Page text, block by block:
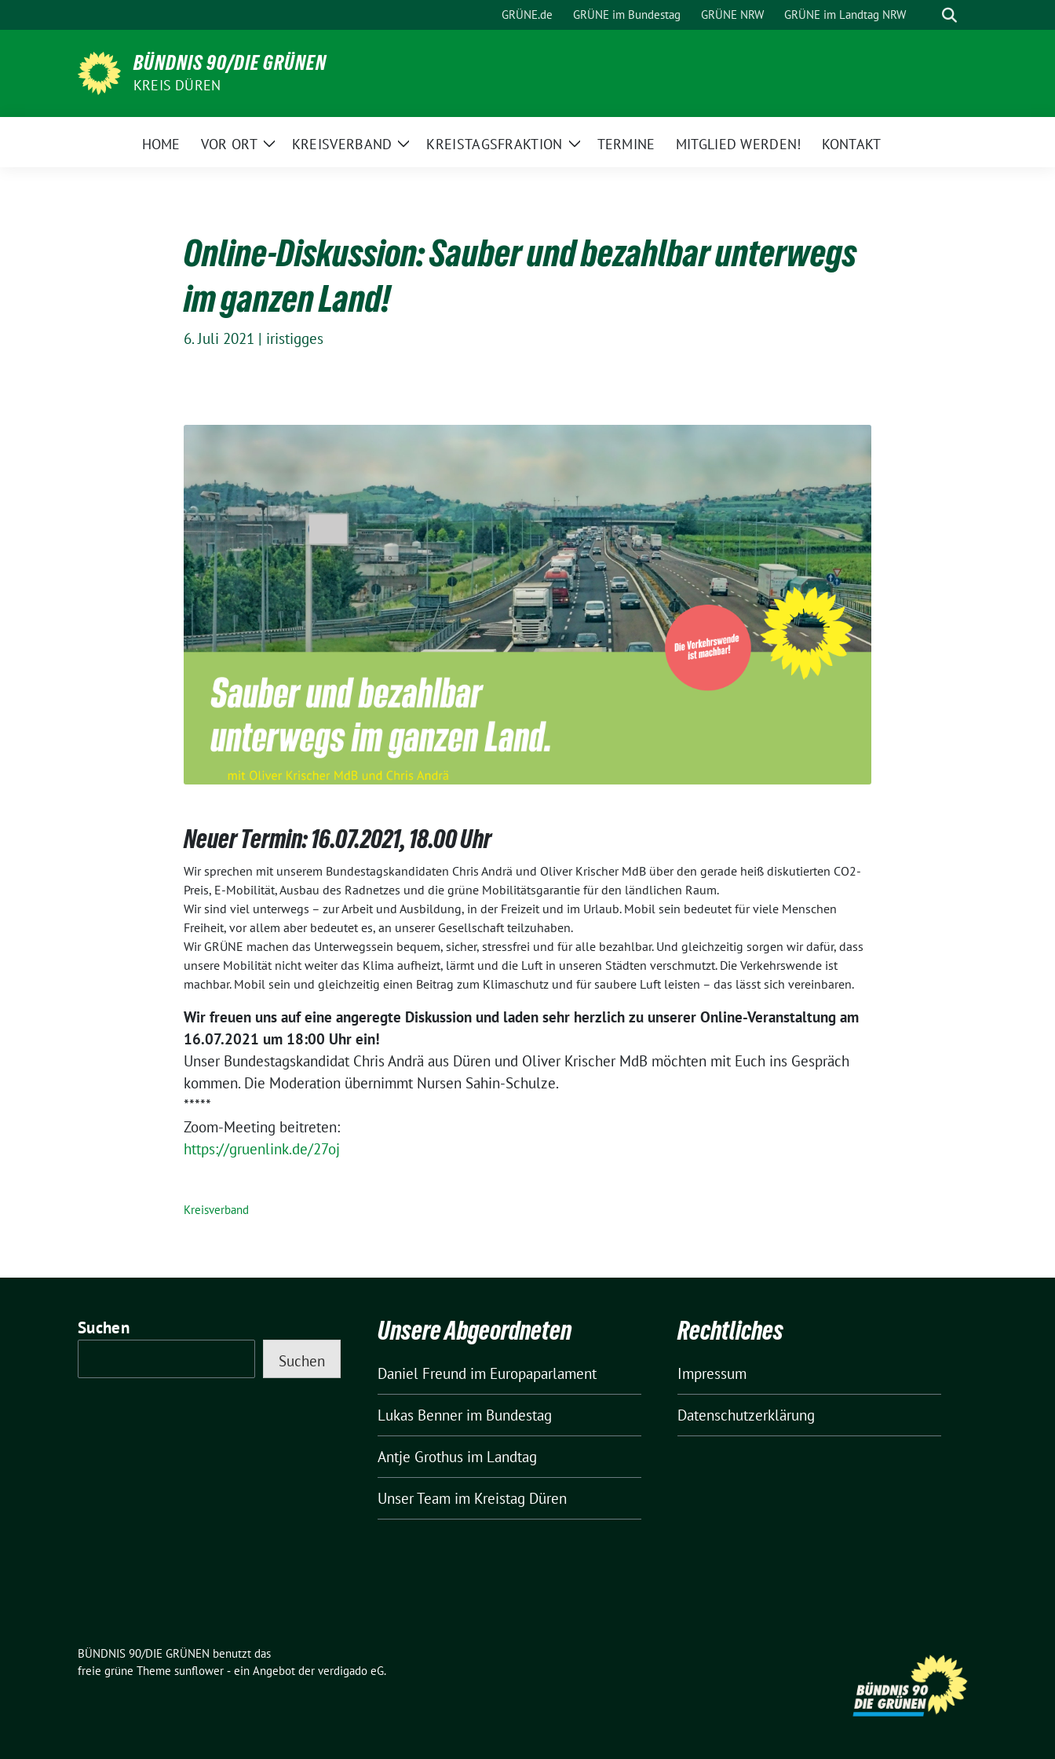
zum
GRÜNE.de GRÜNE im Bundestag GRÜNE NRW GRÜNE im Landtag NRW Suche
BÜNDNIS 90/DIE GRÜNEN
KREIS DÜREN
HOME VOR ORT
ZeigeKREISVERBAND
ZeigeKREISTAGSFRAKTION
ZeigeTERMINE MITGLIED WERDEN! KONTAKT
Online-Diskussion: Sauber und bezahlbar unterwegs
im ganzen Land!
6. Juli 2021 | iristigges
Neuer Termin: 16.07.2021, 18.00 Uhr
Wir sprechen mit unserem Bundestagskandidaten Chris Andrä und Oliver Krischer MdB über den gerade heiß diskutierten CO2-
Preis, E-Mobilität, Ausbau des Radnetzes und die grüne Mobilitätsgarantie für den ländlichen Raum.
Wir sind viel unterwegs – zur Arbeit und Ausbildung, in der Freizeit und im Urlaub. Mobil sein bedeutet für viele Menschen
Freiheit, vor allem aber bedeutet es, an unserer Gesellschaft teilzuhaben.
Wir GRÜNE machen das Unterwegssein bequem, sicher, stressfrei und für alle bezahlbar. Und gleichzeitig sorgen wir dafür, dass
unsere Mobilität nicht weiter das Klima aufheizt, lärmt und die Luft in unseren Städten verschmutzt. Die Verkehrswende ist
machbar. Mobil sein und gleichzeitig einen Beitrag zum Klimaschutz und für saubere Luft leisten – das lässt sich vereinbaren.
Wir freuen uns auf eine angeregte Diskussion und laden sehr herzlich zu unserer Online-Veranstaltung am
16.07.2021 um 18:00 Uhr ein!
Unser Bundestagskandidat Chris Andrä aus Düren und Oliver Krischer MdB möchten mit Euch ins Gespräch
kommen. Die Moderation übernimmt Nursen Sahin-Schulze.
*****
Zoom-Meeting beitreten:
https://gruenlink.de/27oj
Kreisverband
Suchen
Suchen
Unsere Abgeordneten
Daniel Freund im Europaparlament
Lukas Bennerim Bundestag
Antje Grothus im Landtag
Unser Team im Kreistag Düren
Rechtliches
Impressum
Datenschutzerklärung
BÜNDNIS 90/DIE GRÜNEN benutzt das
freie grüne Theme sunflower ‐ ein Angebot der verdigado eG.